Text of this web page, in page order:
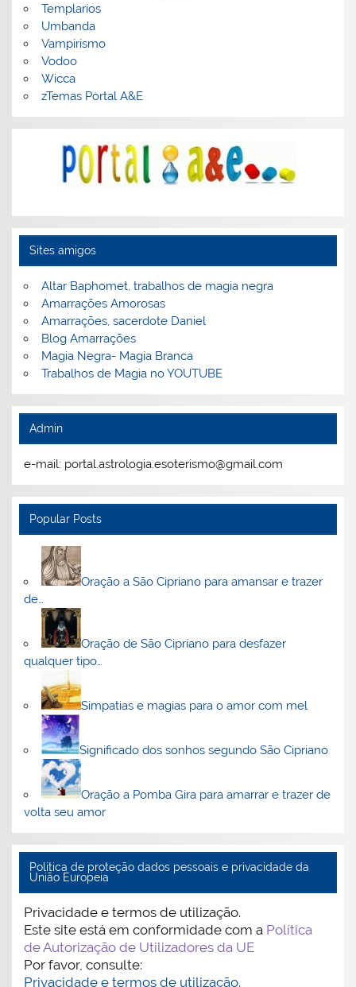
Templarios
Umbanda
Vampirismo
Vodoo
Wicca
zTemas Portal A&E
Sites amigos
Altar Baphomet, trabalhos de magia negra
Amarrações Amorosas
Amarrações, sacerdote Daniel
Blog Amarrações
Magia Negra- Magia Branca
Trabalhos de Magia no YOUTUBE
Admin
e-mail: portal.astrologia.esoterismo@gmail.com
Popular Posts
Oração a São Cipriano para amansar e trazer
de…
Oração de São Cipriano para desfazer
qualquer tipo…
Simpatias e magias para o amor com mel
Significado dos sonhos segundo São Cipriano
Oração a Pomba Gira para amarrar e trazer de
volta seu amor
Politica de proteção dados pessoais e privacidade da
União Europeia
Privacidade e termos de utilização.
Este site está em conformidade com a Política
de Autorização de Utilizadores da UE
Por favor, consulte:
Privacidade e termos de utilização.